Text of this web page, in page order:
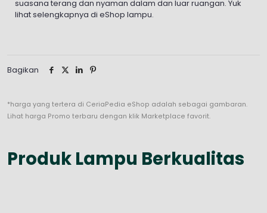
suasana terang dan nyaman dalam dan luar ruangan. Yuk
lihat selengkapnya di eShop lampu.
Bagikan
*harga yang tertera di CeriaPedia eShop adalah sebagai gambaran.
Lihat harga Promo terbaru dengan klik Marketplace favorit.
Produk Lampu Berkualitas